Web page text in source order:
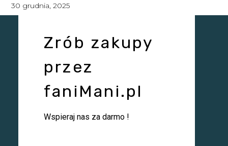
30 grudnia, 2025
Zrób zakupy
przez
faniMani.pl
Wspieraj nas za darmo !